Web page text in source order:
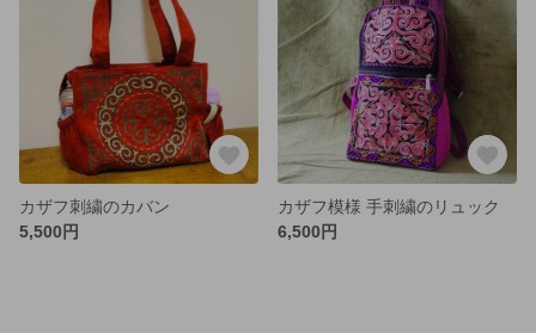
カザフ刺繍のカバン
5,500円
カザフ模様 手刺繍のリュック
6,500円